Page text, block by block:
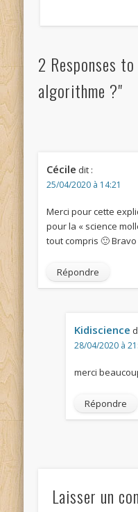
2 Responses to
algorithme ?"
Cécile dit :
25/04/2020 à 14:21
Merci pour cette
pour la « science
tout compris 🙂
Répondre
Kidiscience
28/04/2020 à
merci
Répondre
Laisser un